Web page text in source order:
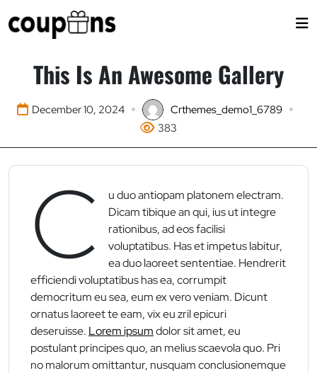
to
This Is An Awesome Gallery
December 10, 2024
Crthemes_demo1_6789
383
C
u duo antiopam platonem electram.
Dicam tibique an qui, ius ut integre
rationibus, ad eos facilisi
voluptatibus. Has et impetus labitur,
ea duo laoreet sententiae. Hendrerit
efficiendi voluptatibus has ea, corrumpit
democritum eu sea, eum ex vero veniam. Dicunt
ornatus laoreet te eam, vix eu zril epicuri
deseruisse. Lorem ipsumdolor sit amet, eu
postulant principes quo, an melius scaevola quo. Pri
no malorum omittantur, nusquam conclusionemque